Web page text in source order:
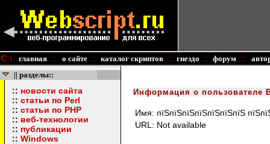
C:\ главная :: о сайте :: каталог скриптов :: гнездо :: форум ::
|| разделы::
::новости сайта
::статьи по Perl
::статьи по PHP
::веб-технологии
::публикации
::Windows
Информация о пользователе
Имя: пїЅпїЅпїЅпїЅпїЅпїЅпїЅ
URL: Not available